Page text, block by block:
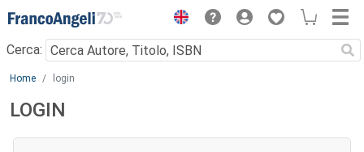
Menu
Cerca:
Main content
Home login
LOGIN